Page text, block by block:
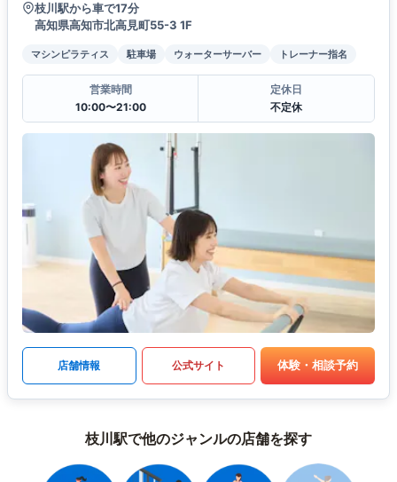
枝川駅から車で17分
高知県高知市北高見町55-3 1F
マシンピラティス 駐車場 ウォーターサーバー トレーナー指名
営業時間
10:00〜21:00
定休日
不定休
店舗情報 公式サイト 体験・相談予約
枝川駅で他のジャンルの店舗を探す